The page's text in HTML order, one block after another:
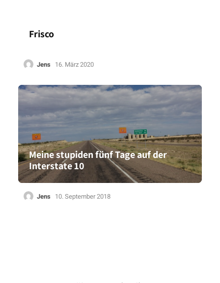
Frisco
Jens 16. März 2020
Meine stupiden fünf Tage auf der
Interstate 10
Jens 10. September 2018